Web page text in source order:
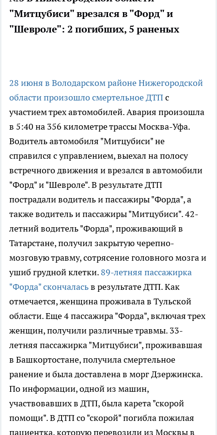
"Митцубиси" врезался в "Форд" и
"Шевроле": 2 погибших, 5 раненых
28 июня в Володарском районе Нижегородской
области произошло смертельное ДТПс
участием трех автомобилей. Авария произошла
в 5:40 на 356 километре трассы Москва-Уфа.
Водитель автомобиля "Митцубиси" не
справился с управлением, выехал на полосу
встречного движения и врезался в автомобили
"Форд" и "Шевроле". В результате ДТП
пострадали водитель и пассажиры "Форда", а
также водитель и пассажиры "Митцубиси". 42-
летний водитель "Форда", проживающий в
Татарстане, получил закрытую черепно-
мозговую травму, сотрясение головного мозга и
ушиб грудной клетки. 89-летняя пассажирка
"Форда" скончаласьв результате ДТП. Как
отмечается, женщина проживала в Тульской
области. Еще 4 пассажира "Форда", включая трех
женщин, получили различные травмы. 33-
летняя пассажирка "Митцубиси", проживавшая
в Башкортостане, получила смертельное
ранение и была доставлена в морг Дзержинска.
По информации, одной из машин,
участвовавших в ДТП, была карета "скорой
помощи". В ДТП со "скорой" погибла пожилая
пациентка, которую перевозили из Москвы в